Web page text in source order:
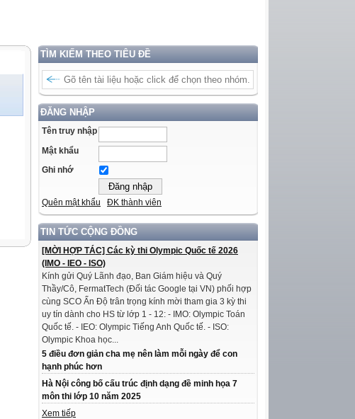
TÌM KIẾM THEO TIÊU ĐỀ
ĐĂNG NHẬP
Tên truy nhập
Mật khẩu
Ghi nhớ
Quên mật khẩu ĐK thành viên
TIN TỨC CỘNG ĐỒNG
[MỜI HỢP TÁC] Các kỳ thi Olympic Quốc tế 2026
(IMO - IEO - ISO)
Kính gửi Quý Lãnh đạo, Ban Giám hiệu và Quý
Thầy/Cô, FermatTech (Đối tác Google tại VN) phối hợp
cùng SCO Ấn Độ trân trọng kính mời tham gia 3 kỳ thi
uy tín dành cho HS từ lớp 1 - 12: - IMO: Olympic Toán
Quốc tế. - IEO: Olympic Tiếng Anh Quốc tế. - ISO:
Olympic Khoa học...
5 điều đơn giản cha mẹ nên làm mỗi ngày để con
hạnh phúc hơn
Hà Nội công bố cấu trúc định dạng đề minh họa 7
môn thi lớp 10 năm 2025
Xem tiếp